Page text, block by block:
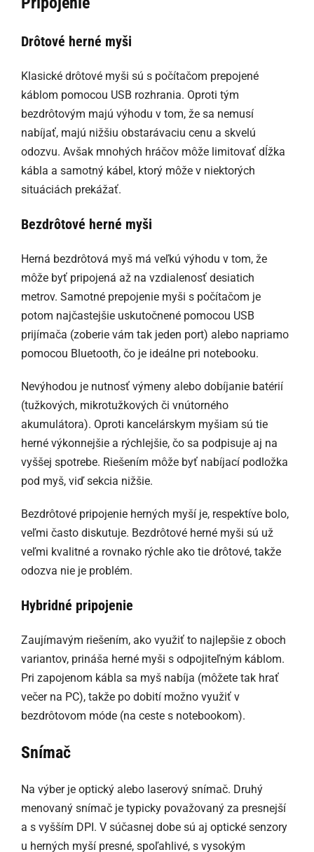
Drôtové herné myši
Klasické drôtové myši sú s počítačom prepojené
káblom pomocou USB rozhrania. Oproti tým
bezdrôtovým majú výhodu v tom, že sa nemusí
nabíjať, majú nižšiu obstarávaciu cenu a skvelú
odozvu. Avšak mnohých hráčov môže limitovať dĺžka
kábla a samotný kábel, ktorý môže v niektorých
situáciách prekážať.
Bezdrôtové herné myši
Herná bezdrôtová myš má veľkú výhodu v tom, že
môže byť pripojená až na vzdialenosť desiatich
metrov. Samotné prepojenie myši s počítačom je
potom najčastejšie uskutočnené pomocou USB
prijímača (zoberie vám tak jeden port) alebo napriamo
pomocou Bluetooth, čo je ideálne pri notebooku.
Nevýhodou je nutnosť výmeny alebo dobíjanie batérií
(tužkových, mikrotužkových či vnútorného
akumulátora). Oproti kancelárskym myšiam sú tie
herné výkonnejšie a rýchlejšie, čo sa podpisuje aj na
vyššej spotrebe. Riešením môže byť nabíjací podložka
pod myš, viď sekcia nižšie.
Bezdrôtové pripojenie herných myší je, respektíve bolo,
veľmi často diskutuje. Bezdrôtové herné myši sú už
veľmi kvalitné a rovnako rýchle ako tie drôtové, takže
odozva nie je problém.
Hybridné pripojenie
Zaujímavým riešením, ako využiť to najlepšie z oboch
variantov, prináša herné myši s odpojiteľným káblom.
Pri zapojenom kábla sa myš nabíja (môžete tak hrať
večer na PC), takže po dobití možno využiť v
bezdrôtovom móde (na ceste s notebookom).
Snímač
Na výber je optický alebo laserový snímač. Druhý
menovaný snímač je typicky považovaný za presnejší
a s vyšším DPI. V súčasnej dobe sú aj optické senzory
u herných myší presné, spoľahlivé, s vysokým